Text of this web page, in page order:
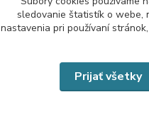
sledovanie štatistík o webe,
nastavenia pri používaní
Prijať všetky